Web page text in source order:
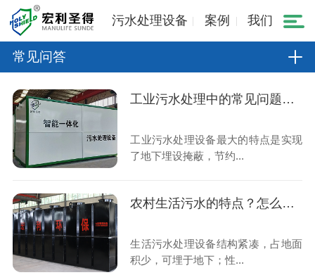
污水处理设备 案例 我们
常见问答
工业污水处理中的常见问题与解决措施
工业污水处理设备最大的特点是实现
了地下埋设掩蔽，节约...
农村生活污水的特点？怎么去处理？
生活污水处理设备结构紧凑，占地面
积少，可埋于地下；性...